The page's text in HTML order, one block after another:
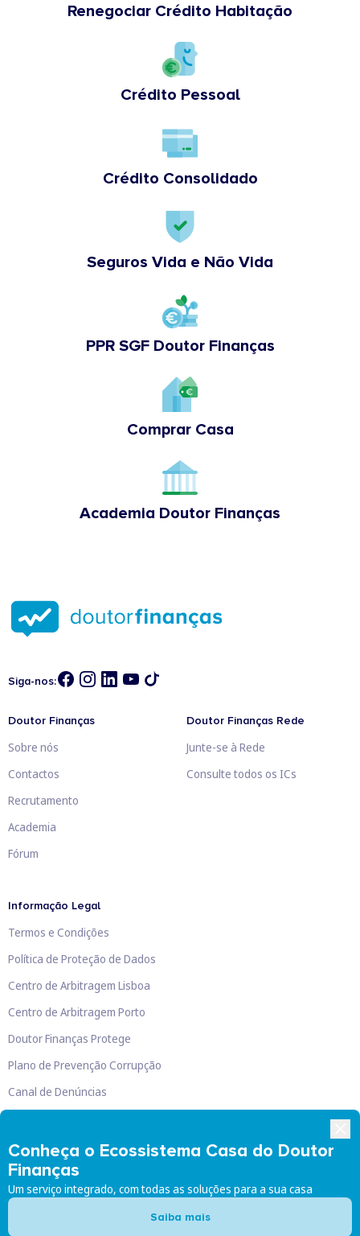
Renegociar Crédito Habitação
Crédito Pessoal
Crédito Consolidado
Seguros Vida e Não Vida
PPR SGF Doutor Finanças
Comprar Casa
Academia Doutor Finanças
Conheça o Ecossistema Casa do Doutor
Finanças
Um serviço integrado, com todas as soluções para a sua casa
Saiba mais
Siga-nos:
Doutor Finanças
Sobre nós
Contactos
Recrutamento
Academia
Fórum
Doutor Finanças Rede
Junte-se à Rede
Consulte todos os ICs
Informação Legal
Termos e Condições
Política de Proteção de Dados
Centro de Arbitragem Lisboa
Centro de Arbitragem Porto
Doutor Finanças Protege
Plano de Prevenção Corrupção
Canal de Denúncias
Doutor Finanças, Lda